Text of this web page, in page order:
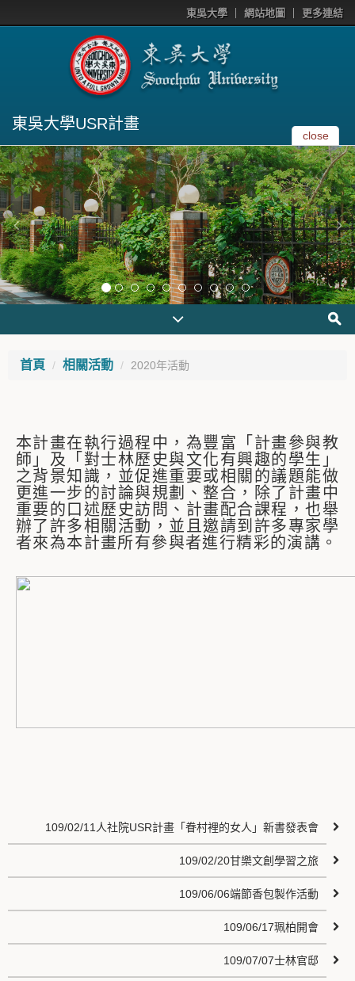
東吳大學 網站地圖 更多連結
東吳大學USR計畫
close
首頁 相關活動 2020年活動
本計畫在執行過程中，為豐富「計畫參與教
師」及「對士林歷史與文化有興趣的學生」
之背景知識，並促進重要或相關的議題能做
更進一步的討論與規劃、整合，除了計畫中
重要的口述歷史訪問、計畫配合課程，也舉
辦了許多相關活動，並且邀請到許多專家學
者來為本計畫所有參與者進行精彩的演講。
109/02/11人社院USR計畫「眷村裡的女人」新書發表會
109/02/20甘樂文創學習之旅
109/06/06端節香包製作活動
109/06/17珮柏開會
109/07/07士林官邸